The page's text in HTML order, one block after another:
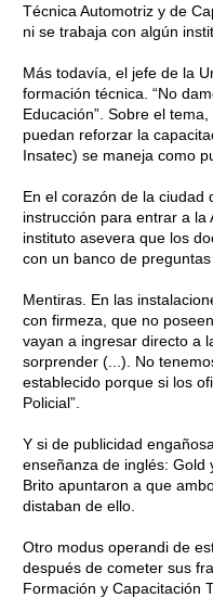
Técnica Automotriz y de
ni se trabaja con algún
Más todavía, el jefe de la
formación técnica. “No
Educación”. Sobre el
puedan reforzar la
Insatec) se maneja como
En el corazón de la ciudad
instrucción para entrar a
instituto asevera que los
con un banco de
Mentiras. En las
con firmeza, que no
vayan a ingresar directo a
sorprender (...). No
establecido porque si los
Policial”.
Y si de publicidad
enseñanza de inglés: Gold
Brito apuntaron a que
distaban de ello.
Otro modus operandi de
después de cometer sus
Formación y Capacitación